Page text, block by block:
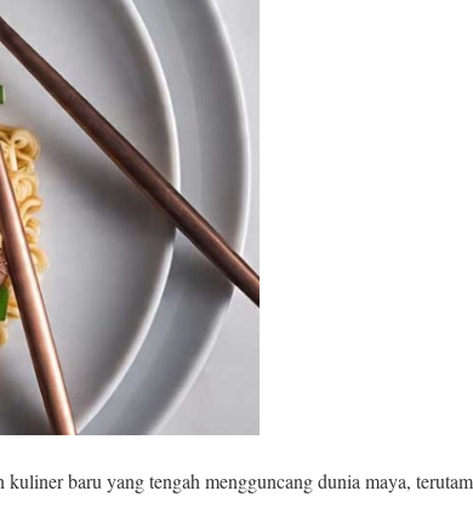
baru yang tengah mengguncang dunia maya,